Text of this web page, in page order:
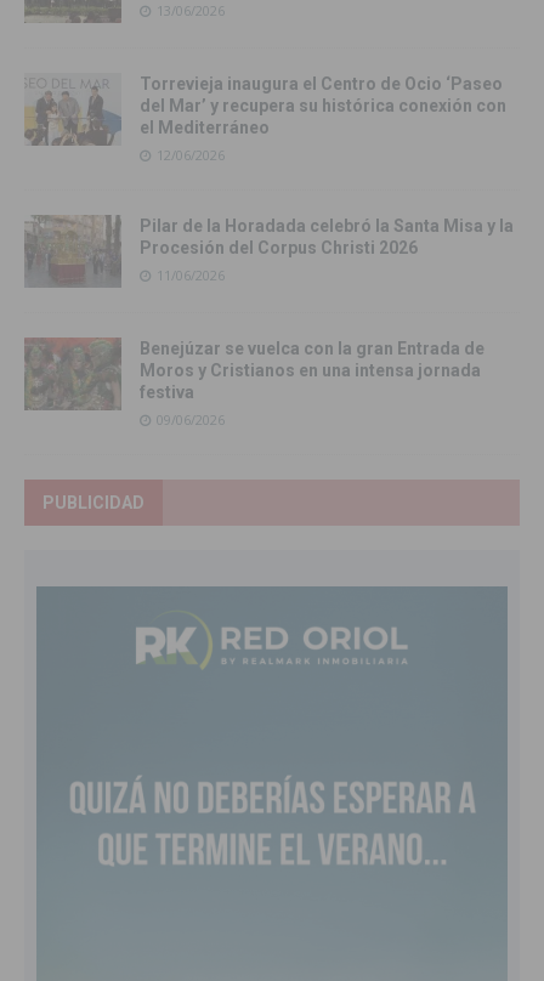
13/06/2026
Torrevieja inaugura el Centro de Ocio ‘Paseo
del Mar’ y recupera su histórica conexión con
el Mediterráneo
12/06/2026
Pilar de la Horadada celebró la Santa Misa y la
Procesión del Corpus Christi 2026
11/06/2026
Benejúzar se vuelca con la gran Entrada de
Moros y Cristianos en una intensa jornada
festiva
09/06/2026
PUBLICIDAD